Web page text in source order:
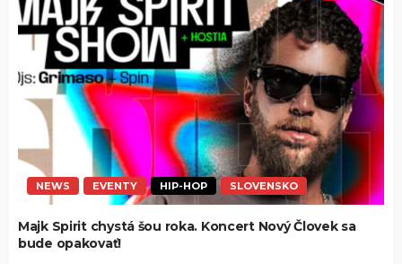
NEWS EVENTY HIP-HOP SLOVENSKO
Majk Spirit chystá šou roka. Koncert Nový Človek sa
bude opakovať!